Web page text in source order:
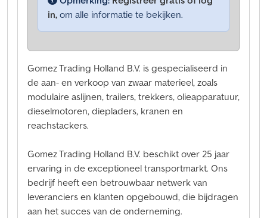
Gomez Trading Holland B.V. is gespecialiseerd in
de aan- en verkoop van zwaar materieel, zoals
modulaire aslijnen, trailers, trekkers, olieapparatuur,
dieselmotoren, diepladers, kranen en
reachstackers.
Gomez Trading Holland B.V. beschikt over 25 jaar
ervaring in de exceptioneel transportmarkt. Ons
bedrijf heeft een betrouwbaar netwerk van
leveranciers en klanten opgebouwd, die bijdragen
aan het succes van de onderneming.
in, om alle informatie te bekijken.